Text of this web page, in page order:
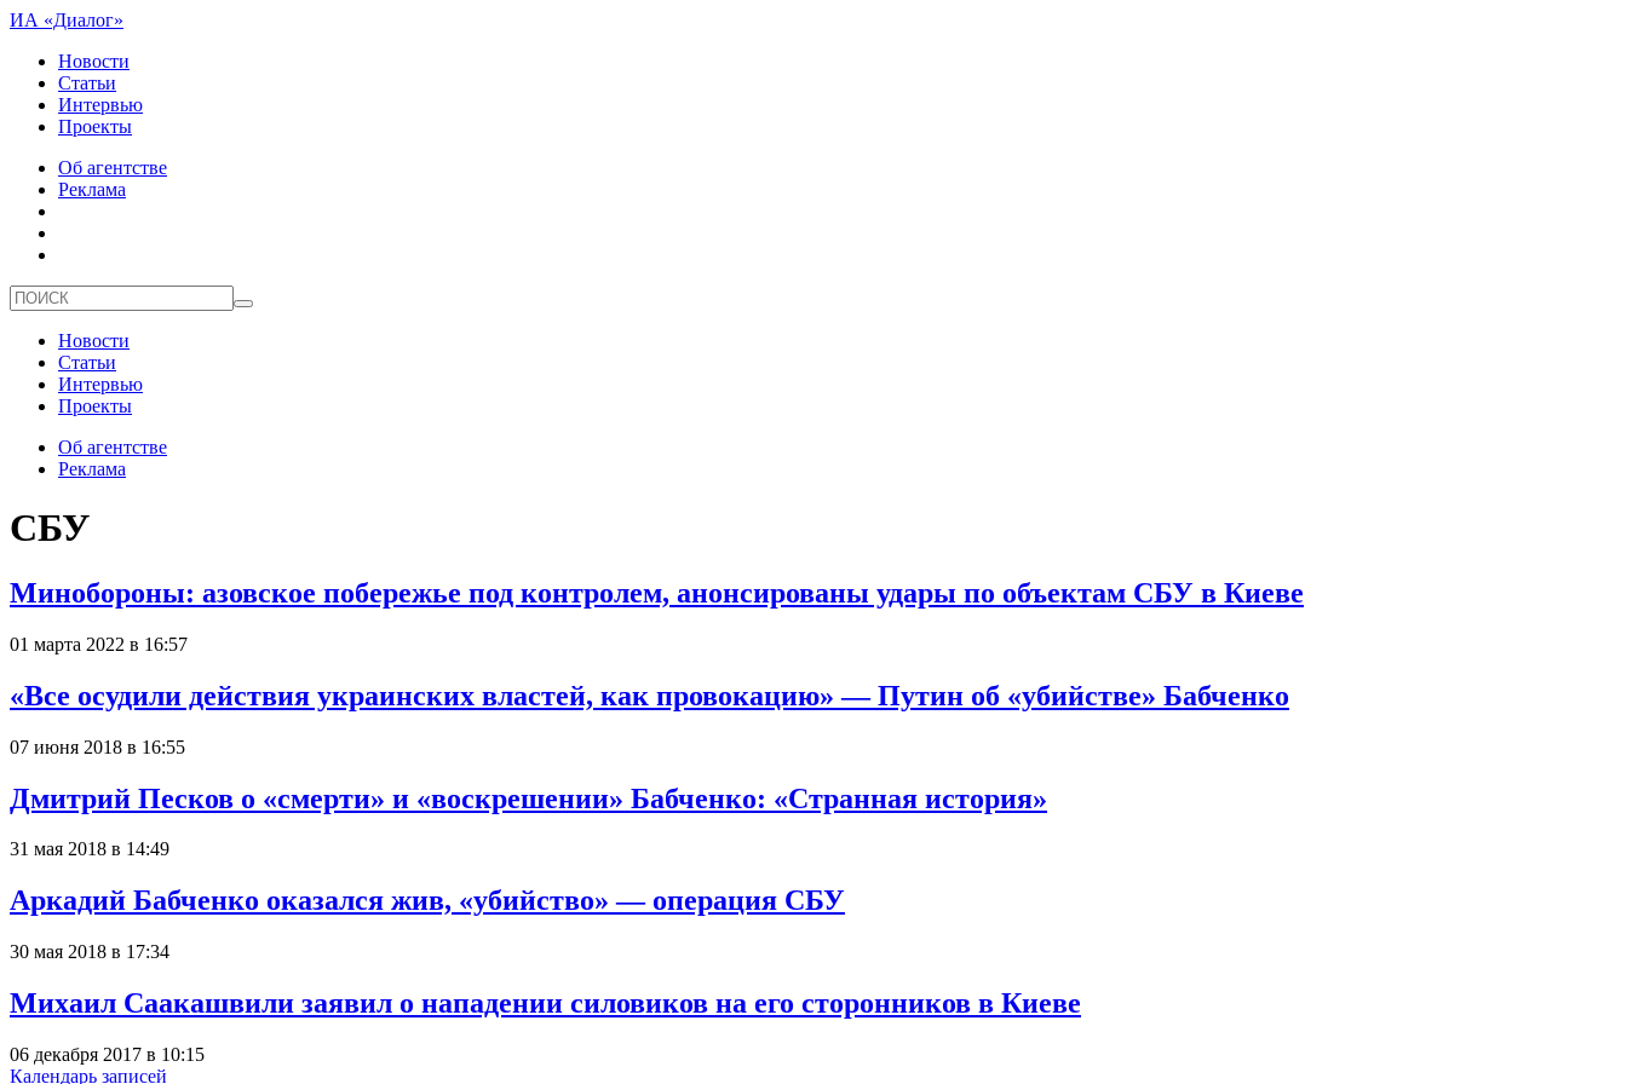
ИА «Диалог»
Новости
Статьи
Интервью
Проекты
Об агентстве
Реклама
Новости
Статьи
Интервью
Проекты
Об агентстве
Реклама
СБУ
Минобороны: азовское побережье под контролем, анонсированы удары по объектам СБУ в Киеве
01 марта 2022 в 16:57
«Все осудили действия украинских властей, как провокацию» — Путин об «убийстве» Бабченко
07 июня 2018 в 16:55
Дмитрий Песков о «смерти» и «воскрешении» Бабченко: «Странная история»
31 мая 2018 в 14:49
Аркадий Бабченко оказался жив, «убийство» — операция СБУ
30 мая 2018 в 17:34
Михаил Саакашвили заявил о нападении силовиков на его сторонников в Киеве
06 декабря 2017 в 10:15
Календарь записей